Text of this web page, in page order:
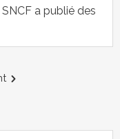
a publié des